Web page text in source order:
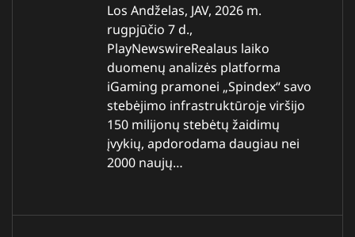
Los Andželas, JAV, 2026 m.
rugpjūčio 7 d.,
PlayNewswireRealaus laiko
duomenų analizės platforma
iGaming pramonei „Spindex“ savo
stebėjimo infrastruktūroje viršijo
150 milijonų stebėtų žaidimų
įvykių, apdorodama daugiau nei
2000 naujų…